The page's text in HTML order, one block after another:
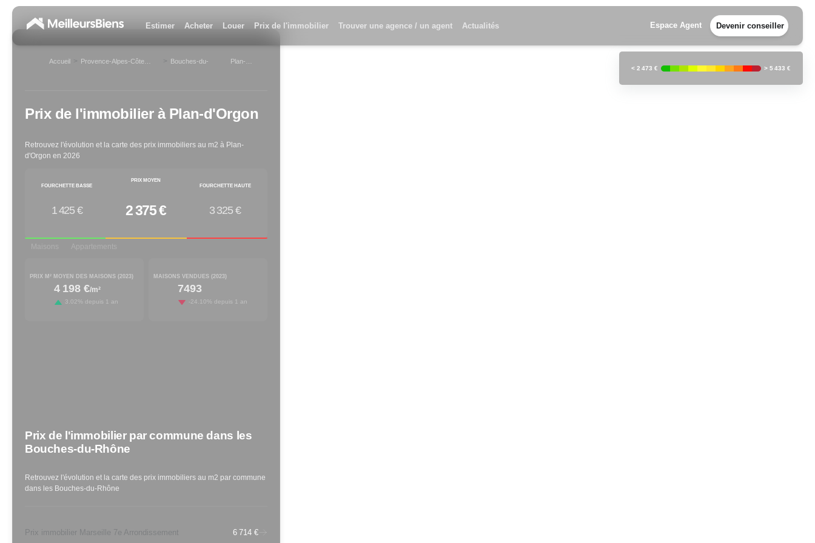
Estimer Acheter Louer Prix de l'immobilier Trouver une agence / un agent Actualités Espace Agent Devenir conseiller
Accueil > Provence-Alpes-Côte
> Bouches-du-
Plan-
Prix de l'immobilier à Plan-d'Orgon
Retrouvez l'évolution et la carte des prix immobiliers au m2 à Plan-
d'Orgon en 2026
FOURCHETTE BASSE
1 425 €
PRIX MOYEN
2 375 €
FOURCHETTE HAUTE
3 325 €
Maisons Appartements
PRIX M² MOYEN DES MAISONS (2023)
4 198 €/m²
increased by
3.02% depuis 1 an
MAISONS VENDUES (2023)
7493
decreased by
-24.10% depuis 1 an
Prix de l'immobilier par commune dans les
Bouches-du-Rhône
Retrouvez l'évolution et la carte des prix immobiliers au m2 par commune
dans les Bouches-du-Rhône
Prix immobilier Marseille 7e Arrondissement 6 714 €
< 2 473 € > 5 433 €